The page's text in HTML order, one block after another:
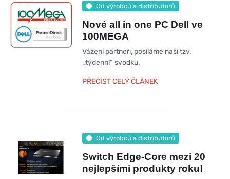
Od výrobců a distributorů
Nové all in one PC Dell ve
100MEGA
Vážení partneři, posíláme naši tzv.
„týdenní“ svodku.
PŘEČÍST CELÝ ČLÁNEK
Od výrobců a distributorů
Switch Edge-Core mezi 20
nejlepšími produkty roku!